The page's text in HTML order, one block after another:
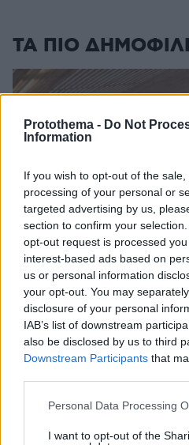
Protothema - Do Not
Information
If you wish to opt-out of the
processing of your personal or
targeted advertising by us,
section to confirm your
opt-out request is processed
interest-based ads based on
us or personal information
your opt-out. You may
disclosure of your personal
IAB’s list of downstream
also be disclosed by us to third
Downstream Participants that
Please note that this website/
not limited to your visit or usage
Personal Data Processing
I want to opt-out of the
ΤΑ ΠΙΟ
Μυστήριο 3.500 ετών στη
08.08.2026, 18:08